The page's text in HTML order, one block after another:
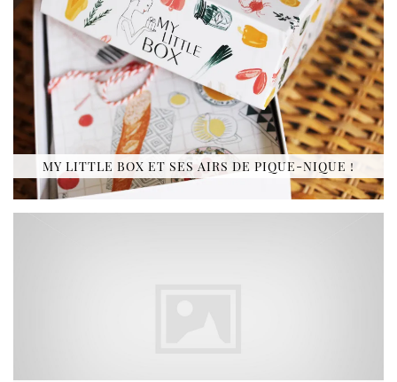
MY LITTLE BOX ET SES AIRS DE PIQUE-NIQUE !